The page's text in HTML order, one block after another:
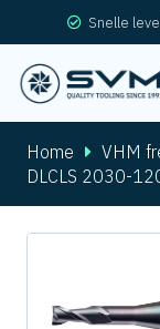
Snelle
Home VHM
DLCLS 2030-